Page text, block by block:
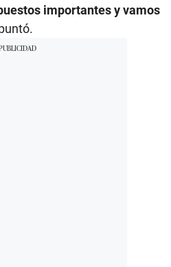
importantes y vamos